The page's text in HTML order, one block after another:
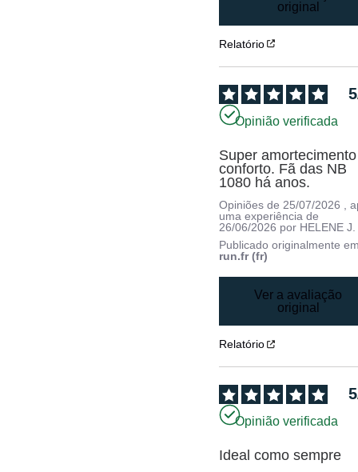
original
Relatório
5
Opinião verificada
Super
conforto. Fã das NB
1080 há anos.
Opiniões de 25/07/2026
,
uma experiência de
26/06/2026 por HELENE J.
Publicado originalmente
run.fr (fr)
Ver a avaliação
original
Relatório
5
Opinião verificada
Ideal como sempre